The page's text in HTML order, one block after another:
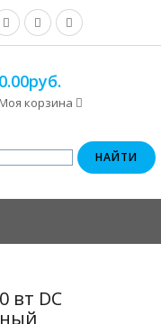
0.00руб.
Моя корзина
вт DC